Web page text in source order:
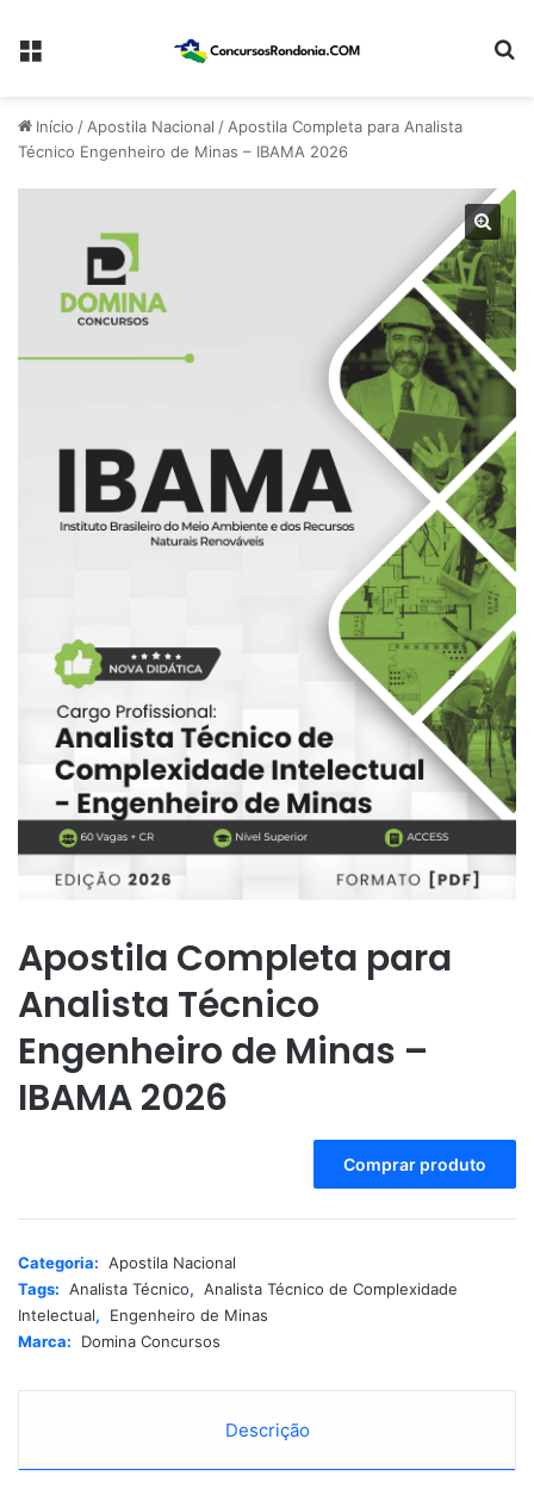
Menu
Início /Apostila Nacional /Apostila Completa para Analista
Técnico Engenheiro de Minas – IBAMA 2026
Apostila Completa para
Analista Técnico
Engenheiro de Minas –
IBAMA 2026
Comprar produto
r
t
i
Categoria: Apostila Nacional
Tags: Analista Técnico, Analista Técnico de Complexidade
Intelectual,
Engenheiro de Minas
Marca:
Domina Concursos
Descrição